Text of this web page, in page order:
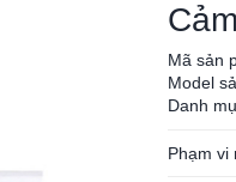
Mã sản
Model
Danh
Phạm vi